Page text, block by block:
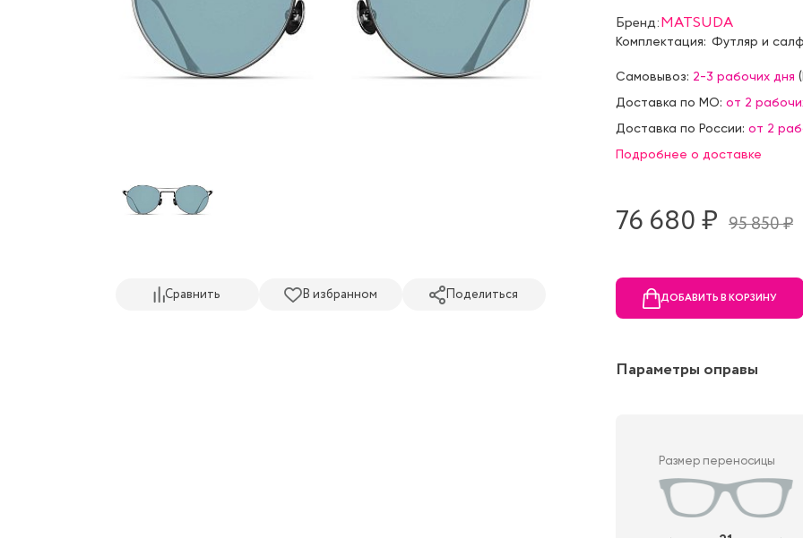
Сравнить В избранном Поделиться
Бренд:MATSUDA
Комплектация: Футляр и
Самовывоз: 2-3 рабочих дня (
Доставка по МО: от 2
Доставка по России: от 2
Подробнее о доставке
76 680 ₷ 95 850 ₷
ДОБАВИТЬ В КОРЗИНУ
Параметры оправы
Размер переносицы